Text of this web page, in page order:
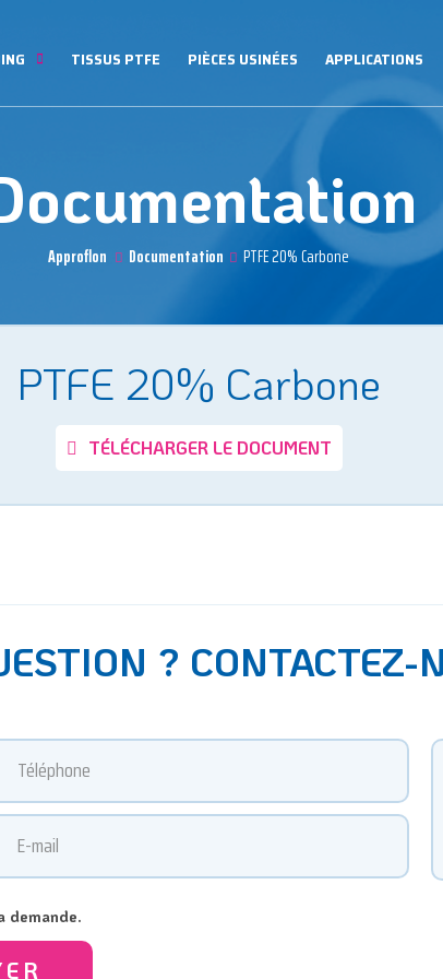
TISSUS PTFE PIÈCES USINÉES APPLICATIONS
Approflon Documentation PTFE 20% Carbone
PTFE 20% Carbone
TÉLÉCHARGER LE DOCUMENT
? CONTACTEZ-
demande.